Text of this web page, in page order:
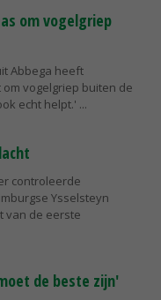
om vogelgriep
Abbega heeft
vogelgriep buiten de
echt helpt.'
controleerde
Ysselsteyn
van de eerste
de beste zijn'